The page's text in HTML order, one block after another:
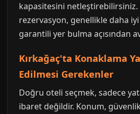
kapasitesini netleştirebilirsiniz.
rezervasyon, genellikle daha
garantili yer bulma açısından
Kırkağaç'ta Konaklama
Edilmesi Gerekenler
Doğru oteli seçmek, sadece
ibaret değildir. Konum,